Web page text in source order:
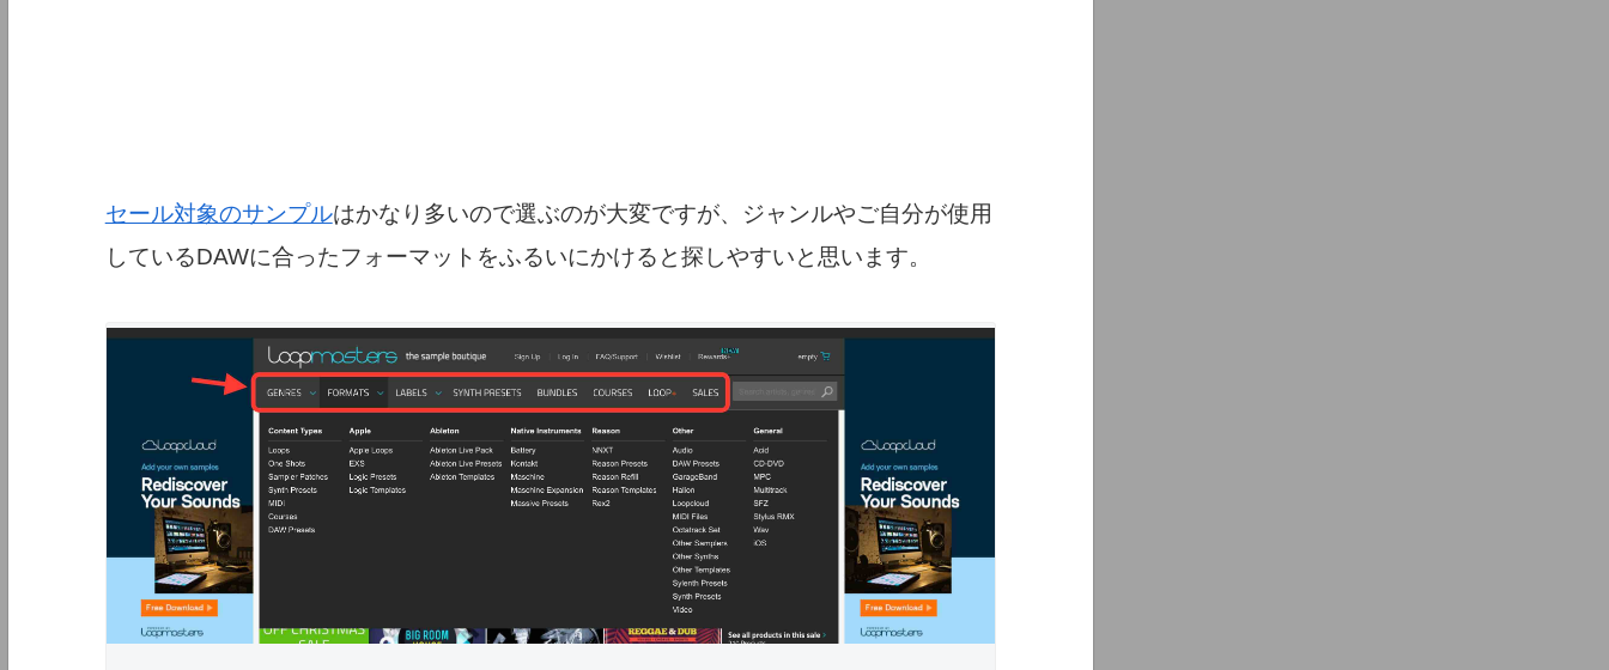
セール対象のサンプルはかなり多いので選ぶのが大変ですが、ジャンルやご自分が使用
しているDAWに合ったフォーマットをふるいにかけると探しやすいと思います。